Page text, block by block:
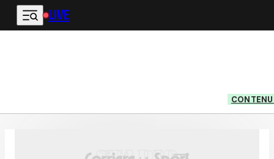
Vai al contenuto principale
LIVE